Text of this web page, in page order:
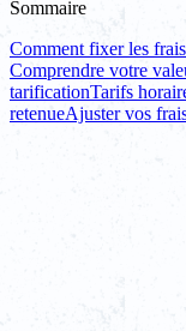
Sommaire
Comment fixer les
Comprendre votre
tarificationTarifs
retenueAjuster vos